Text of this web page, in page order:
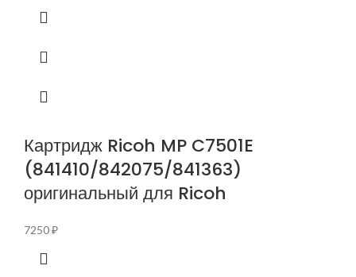
Картридж Ricoh MP C7501E
(841410/842075/841363)
оригинальный для Ricoh
7250₽